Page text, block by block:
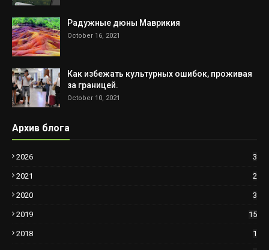
Радужные дюны Маврикия
October 16, 2021
Как избежать культурных ошибок, проживая
за границей.
October 10, 2021
Архив блога
2026 3
2021 2
2020 3
2019 15
2018 1